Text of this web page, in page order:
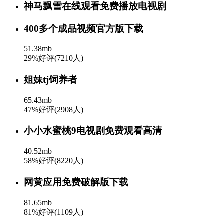
神马飘雪在线观看免费播放电视剧
400多个成品视频官方版下载
51.38mb
29%好评(7210人)
姐妹tj饲养者
65.43mb
47%好评(2908人)
小小水蜜桃9电视剧免费观看高清
40.52mb
58%好评(8220人)
网黄应用免费破解版下载
81.65mb
81%好评(1109人)